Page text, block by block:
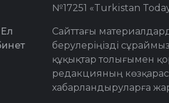
№17251 «Turkistan
Сайттағы
берулеріңізді
құқықтар толығымен
редакцияның
хабарландыруларға